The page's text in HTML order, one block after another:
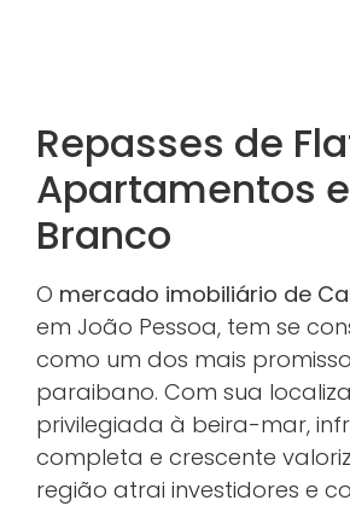
Repasses de
Apartamentos
Branco
O mercado imobiliário de
em João Pessoa, tem se
como um dos mais
paraibano. Com sua
privilegiada à beira-mar,
completa e crescente
região atrai investidores e